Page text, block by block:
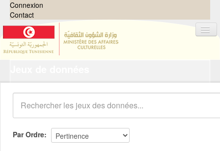
Connexion
Contact
Organisations
Groupes
Demandes 0
À propos
Par Ordre